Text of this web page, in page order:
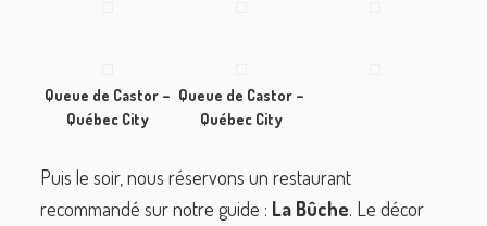
Queue de Castor –
Québec City
Queue de Castor –
Québec City
Puis le soir, nous réservons un restaurant
recommandé sur notre guide : La Bûche. Le décor